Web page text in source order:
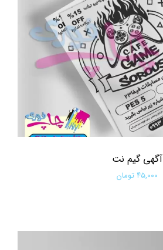
آگهی گیم نت
۴۵,۰۰۰ تومان